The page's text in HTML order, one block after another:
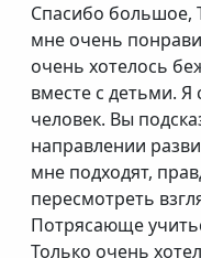
Спасибо большое,
мне очень
очень хотелось
вместе с детьми.
человек. Вы
направлении
мне подходят,
пересмотреть
Потрясающе
Только очень